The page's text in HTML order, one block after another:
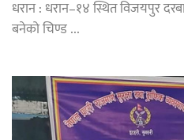
धरान : धरान–१४ स्थित विजयपुर
बनेको चिण्ड ...